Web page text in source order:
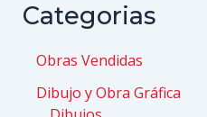
Categorias
Obras Vendidas
Dibujo y Obra Gráfica